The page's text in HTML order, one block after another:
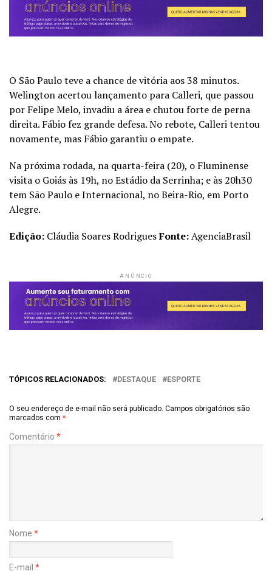
O São Paulo teve a chance de vitória aos 38 minutos.
Welington acertou lançamento para Calleri, que passou
por Felipe Melo, invadiu a área e chutou forte de perna
direita. Fábio fez grande defesa. No rebote, Calleri tentou
novamente, mas Fábio garantiu o empate.
Na próxima rodada, na quarta-feira (20), o Fluminense
visita o Goiás às 19h, no Estádio da Serrinha; e às 20h30
tem São Paulo e Internacional, no Beira-Rio, em Porto
Alegre.
Edição: Cláudia Soares RodriguesFonte:AgenciaBrasil
ANÚNCIO
TÓPICOS RELACIONADOS: DESTAQUE ESPORTE
O seu endereço de e-mail não será publicado. Campos obrigatórios são
marcados com *
Comentário *
Nome *
E-mail *